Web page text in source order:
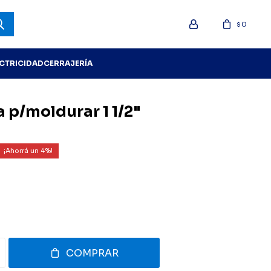
CERRAJERÍA
$0
p/moldurar 1 1/2"
4
COMPRAR